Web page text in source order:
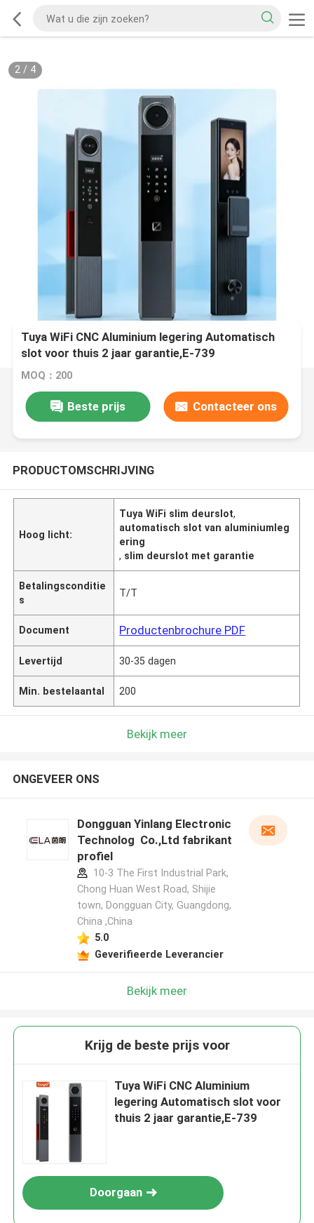
2/ 4
Tuya WiFi CNC Aluminium legering Automatisch
slot voor thuis 2 jaar garantie,E-739
MOQ：200
Beste prijs Contacteer ons
PRODUCTOMSCHRIJVING
Hoog licht:
Tuya WiFi slim deurslot,
automatisch slot van aluminiumleg
ering
, slim deurslot met garantie
Betalingsconditie
s
T/T
Document Productenbrochure PDF
Levertijd 30-35 dagen
Min. bestelaantal 200
Bekijk meer
ONGEVEER ONS
Dongguan Yinlang Electronic
Technolog Co.,Ltd fabrikant
profiel
10-3 The First Industrial Park,
Chong Huan West Road, Shijie
town, Dongguan City, Guangdong,
China ,China
5.0
Geverifieerde Leverancier
Bekijk meer
Krijg de beste prijs voor
Tuya WiFi CNC Aluminium
legering Automatisch slot voor
thuis 2 jaar garantie,E-739
Doorgaan